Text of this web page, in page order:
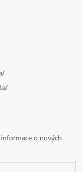
o nových